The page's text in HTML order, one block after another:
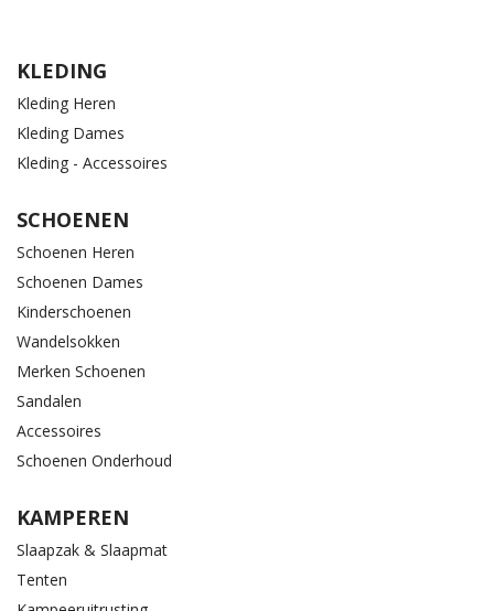
KLEDING
Kleding Heren
Kleding Dames
Kleding - Accessoires
SCHOENEN
Schoenen Heren
Schoenen Dames
Kinderschoenen
Wandelsokken
Merken Schoenen
Sandalen
Accessoires
Schoenen Onderhoud
KAMPEREN
Slaapzak & Slaapmat
Tenten